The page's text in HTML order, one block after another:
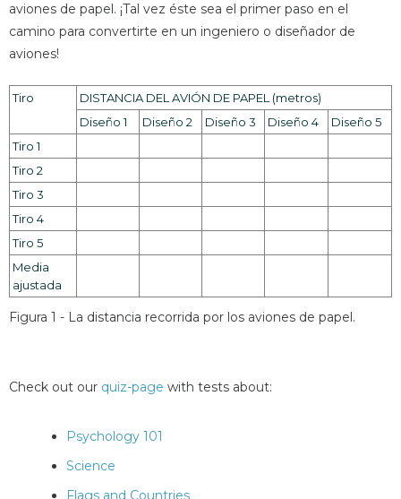
aviones de papel. ¡Tal vez éste sea el primer paso en el
camino para convertirte en un ingeniero o diseñador de
aviones!
Tiro
DISTANCIA DEL AVIÓN DE PAPEL (metros)
Diseño 1
Diseño 2 Diseño 3 Diseño 4
Diseño 5
Tiro 1
Tiro 2
Tiro 3
Tiro 4
Tiro 5
Media
ajustada
Figura 1 - La distancia recorrida por los aviones de papel.
Check out our quiz-page with tests about:
Psychology 101
Science
Flags and Countries